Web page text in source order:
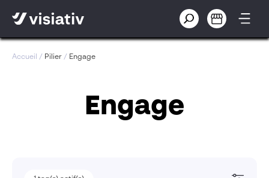
Accueil / Pilier / Engage
Engage